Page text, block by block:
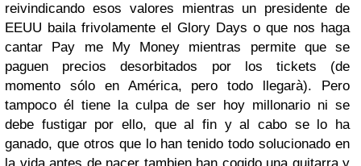
reivindicando esos valores mientras un presidente de
EEUU baila frivolamente el Glory Days o que nos haga
cantar Pay me My Money mientras permite que se
paguen precios desorbitados por los tickets (de
momento sólo en América, pero todo llegarà). Pero
tampoco él tiene la culpa de ser hoy millonario ni se
debe fustigar por ello, que al fin y al cabo se lo ha
ganado, que otros que lo han tenido todo solucionado en